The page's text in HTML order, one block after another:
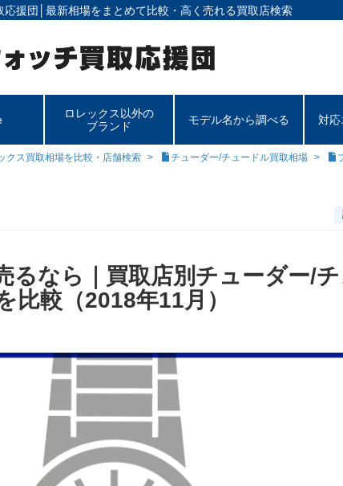
援団│ 最新相場をまとめて比較・高く売れる買取店検索
ロレックス以外の
ブランド
モデル名から調べる 対応
クス買取相場を比較・店舗検索 チューダー/チュードル買取相場
るなら｜買取店別チューダー/
比較（2018年11月）